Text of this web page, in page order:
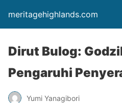
meritagehighlands.com
Dirut Bulog:
Pengaruhi
Yumi Yanagibori